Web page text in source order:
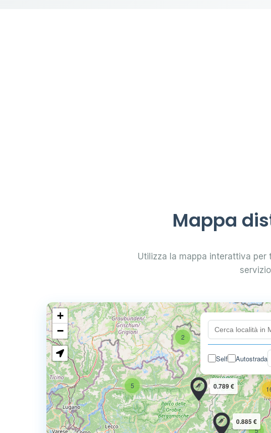
Mappa
Utilizza la mappa interattiva per
Self Autostrada
2
5
5
0.885 €
0.789 €
+
−